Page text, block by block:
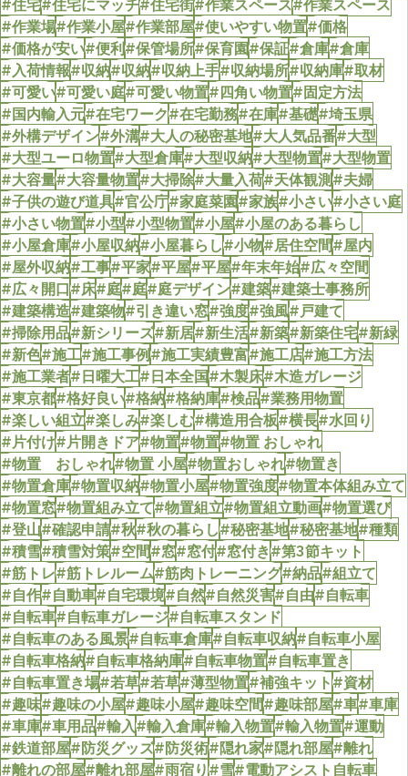
#住宅#住宅にマッチ#住宅街#作業スペース#作業スペース
#作業場#作業小屋#作業部屋#使いやすい物置#価格
#価格が安い#便利#保管場所#保育園#保証#倉庫#倉庫
#入荷情報#収納#収納#収納上手#収納場所#収納庫#取材
#可愛い#可愛い庭#可愛い物置#四角い物置#固定方法
#国内輸入元#在宅ワーク#在宅勤務#在庫#基礎#埼玉県
#外構デザイン#外溝#大人の秘密基地#大人気品番#大型
#大型ユーロ物置#大型倉庫#大型収納#大型物置#大型物置
#大容量#大容量物置#大掃除#大量入荷#天体観測#夫婦
#子供の遊び道具#官公庁#家庭菜園#家族#小さい#小さい庭
#小さい物置#小型#小型物置#小屋#小屋のある暮らし
#小屋倉庫#小屋収納#小屋暮らし#小物#居住空間#屋内
#屋外収納#工事#平家#平屋#平屋#年末年始#広々空間
#広々開口#床#庭#庭#庭デザイン#建築#建築士事務所
#建築構造#建築物#引き違い窓#強度#強風#戸建て
#掃除用品#新シリーズ#新居#新生活#新築#新築住宅#新緑
#新色#施工#施工事例#施工実績豊富#施工店#施工方法
#施工業者#日曜大工#日本全国#木製床#木造ガレージ
#東京都#格好良い#格納#格納庫#検品#業務用物置
#楽しい組立#楽しみ#楽しむ#構造用合板#横長#水回り
#片付け#片開きドア#物置#物置#物置 おしゃれ
#物置 おしゃれ#物置 小屋#物置おしゃれ#物置き
#物置倉庫#物置収納#物置小屋#物置強度#物置本体組み立て
#物置窓#物置組み立て#物置組立#物置組立動画#物置選び
#登山#確認申請#秋#秋の暮らし#秘密基地#秘密基地#種類
#積雪#積雪対策#空間#窓#窓付#窓付き#第3節キット
#筋トレ#筋トレルーム#筋肉トレーニング#納品#組立て
#自作#自動車#自宅環境#自然#自然災害#自由#自転車
#自転車#自転車ガレージ#自転車スタンド
#自転車のある風景#自転車倉庫#自転車収納#自転車小屋
#自転車格納#自転車格納庫#自転車物置#自転車置き
#自転車置き場#若草#若草#薄型物置#補強キット#資材
#趣味#趣味の小屋#趣味小屋#趣味空間#趣味部屋#車#車庫
#車庫#車用品#輸入#輸入倉庫#輸入物置#輸入物置#運動
#鉄道部屋#防災グッズ#防災術#隠れ家#隠れ部屋#離れ
#離れの部屋#離れ部屋#雨宿り#雪#電動アシスト自転車